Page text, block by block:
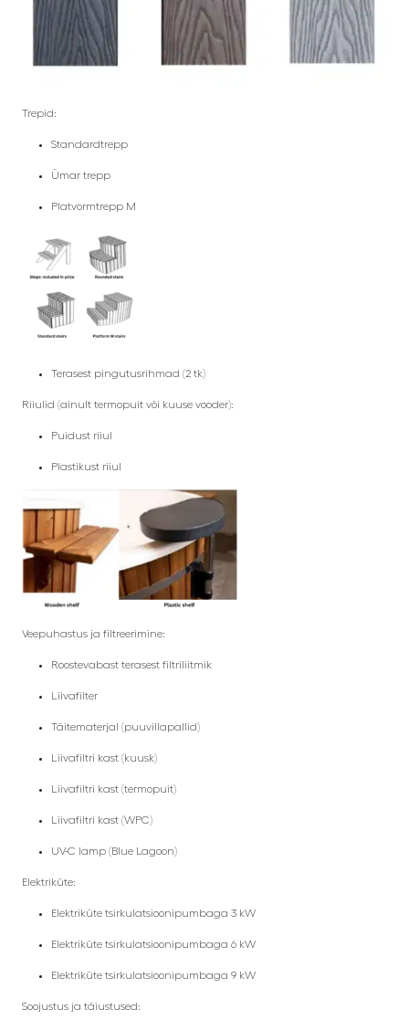
Trepid:
Standardtrepp
Ümar trepp
Platvormtrepp M
Terasest pingutusrihmad (2 tk)
Riiulid (ainult termopuit või kuuse vooder):
Puidust riiul
Plastikust riiul
Veepuhastus ja filtreerimine:
Roostevabast terasest filtriliitmik
Liivafilter
Täitematerjal (puuvillapallid)
Liivafiltri kast (kuusk)
Liivafiltri kast (termopuit)
Liivafiltri kast (WPC)
UV-C lamp (Blue Lagoon)
Elektriküte:
Elektriküte tsirkulatsioonipumbaga 3 kW
Elektriküte tsirkulatsioonipumbaga 6 kW
Elektriküte tsirkulatsioonipumbaga 9 kW
Soojustus ja täiustused: